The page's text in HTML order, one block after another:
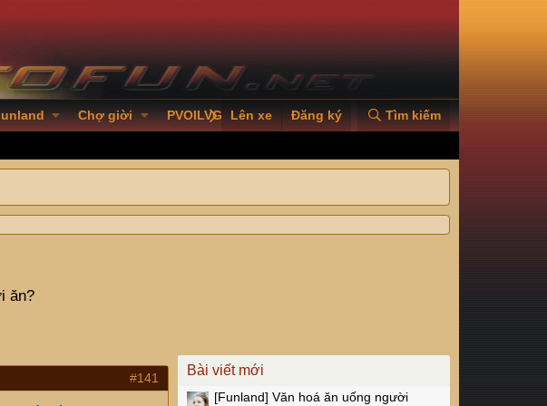
Chợ giời PVOILVGC2026
Lên xe Đăng ký Tìm kiếm
ăn?
#141 Bài viết mới
[Funland] Văn hoá ăn uống người